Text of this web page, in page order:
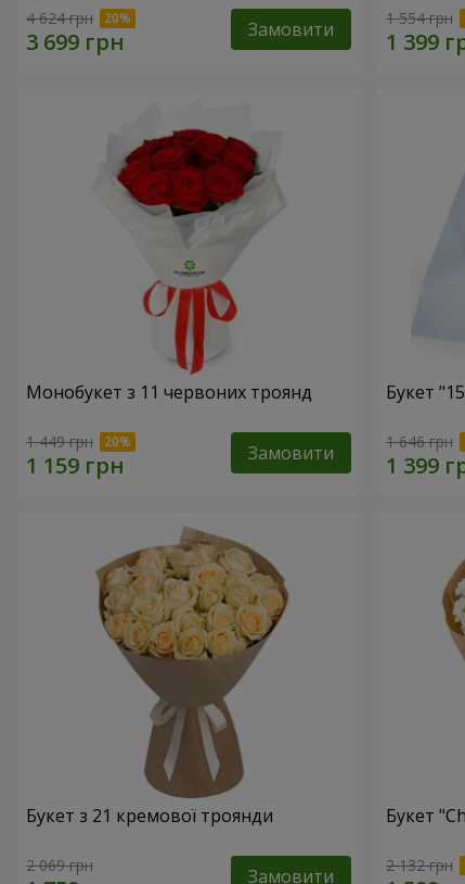
4 624 грн Замовити 1 554 грн
Монобукет з 11 червоних троянд
1 449 грн Замовити
Букет
1 646 грн
Букет з 21 кремової троянди
2 069 грн Замовити
Букет
2 132 грн